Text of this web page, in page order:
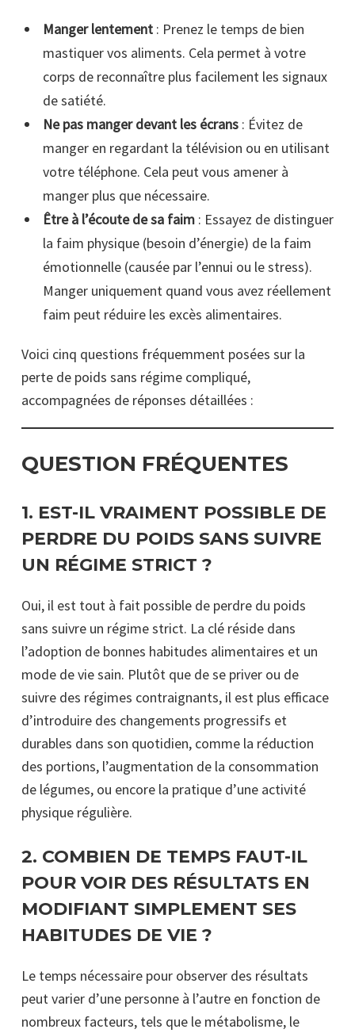
Manger lentement: Prenez le temps de bien
mastiquer vos aliments. Cela permet à votre
corps de reconnaître plus facilement les signaux
de satiété.
Ne pas manger devant les écrans: Évitez de
manger en regardant la télévision ou en utilisant
votre téléphone. Cela peut vous amener à
manger plus que nécessaire.
Être à l’écoute de sa faim: Essayez de distinguer
la faim physique (besoin d’énergie) de la faim
émotionnelle (causée par l’ennui ou le stress).
Manger uniquement quand vous avez réellement
faim peut réduire les excès alimentaires.
Voici cinq questions fréquemment posées sur la
perte de poids sans régime compliqué,
accompagnées de réponses détaillées :
QUESTION FRÉQUENTES
1. EST-IL VRAIMENT POSSIBLE DE
PERDRE DU POIDS SANS SUIVRE
UN RÉGIME STRICT ?
Oui, il est tout à fait possible de perdre du poids
sans suivre un régime strict. La clé réside dans
l’adoption de bonnes habitudes alimentaires et un
mode de vie sain. Plutôt que de se priver ou de
suivre des régimes contraignants, il est plus efficace
d’introduire des changements progressifs et
durables dans son quotidien, comme la réduction
des portions, l’augmentation de la consommation
de légumes, ou encore la pratique d’une activité
physique régulière.
2. COMBIEN DE TEMPS FAUT-IL
POUR VOIR DES RÉSULTATS EN
MODIFIANT SIMPLEMENT SES
HABITUDES DE VIE ?
Le temps nécessaire pour observer des résultats
peut varier d’une personne à l’autre en fonction de
nombreux facteurs, tels que le métabolisme, le